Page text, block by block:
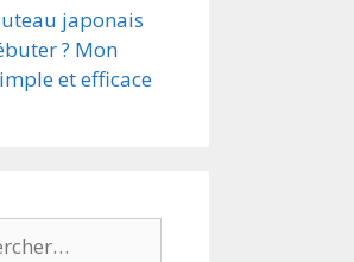
japonais
? Mon
et efficace